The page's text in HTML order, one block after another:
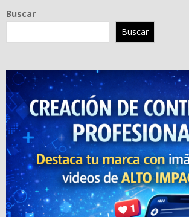
Buscar
Buscar